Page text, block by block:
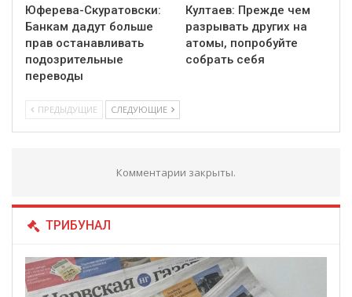
Юферева-Скуратовски:
Банкам дадут больше
прав останавливать
подозрительные
переводы
Култаев: Прежде чем
разрывать других на
атомы, попробуйте
собрать себя
ПРЕДЫДУЩИЕ СЛЕДУЮЩИЕ
Комментарии закрыты.
ТРИБУНАЛ